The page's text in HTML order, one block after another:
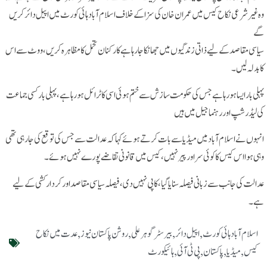
وہ غیر شرعی نکاح کیس میں عمران خان کی سزا کے خلاف اسلام آباد ہائی کورٹ میں اپیل دائر کریں
گے
سیاسی مقاصد کے لیے ذاتی زندگیوں میں جھانکا جارہا ہے کارکنان تحمل کا مظاہرہ کریں، ووٹ سے اس
کا بدلہ لیں۔
پہلی بارایسا ہو رہا ہےجس کی حکومت سازش سےختم ہوئی اسی کا ٹرائل ہورہاہے، پہلی بار کسی جماعت
کی لیڈرشپ اور رہنما جیل میں ہیں
انہوں نے اسلام آباد میں میڈیا سے بات کرتے ہوئے کہا کہ عدالت سے جس کی توقع کی جارہی تھی
وہی ہوا اس کیس کا کوئی سر اور پیر نہیں، کیس میں قانونی تقاضے پورے نہیں ہوئے۔
عدالت کی جانب سے زبانی فیصلہ سنایا گیا ، کاپی نہیں دی، فیصلہ سیاسی مقاصد اور کردار کشی کےلیے
ہے۔
اسلام آباد ہائی کورٹ,اپیل دائر,بیرسٹر گوہر علی,روشن پاکستان نیوز,عدت میں نکاح
کیس,میڈیا,پاکستان,پی ٹی آئی,ہائیکورٹ